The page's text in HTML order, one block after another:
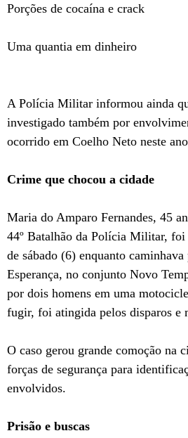
Porções de cocaína e crack
Uma quantia em dinheiro
A Polícia Militar informou ainda
investigado também por
ocorrido em Coelho Neto neste
Crime que chocou a cidade
Maria do Amparo Fernandes, 45
44º Batalhão da Polícia Militar,
de sábado (6) enquanto caminhava
Esperança, no conjunto Novo
por dois homens em uma
fugir, foi atingida pelos disparos e
O caso gerou grande comoção na
forças de segurança para
envolvidos.
Prisão e buscas